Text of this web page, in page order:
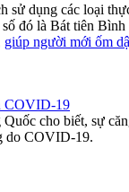
dụng các loại
đó là Bát tiên
giúp người mới ốm
COVID-19
cho biết, sự
do COVID-19.